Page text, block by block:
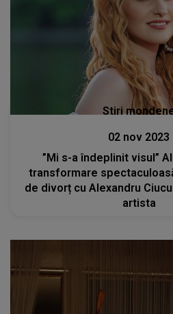
Stiri
02 nov 2023
”Mi s-a îndeplinit visul”
transformare
de divorț cu Alexandru
artista